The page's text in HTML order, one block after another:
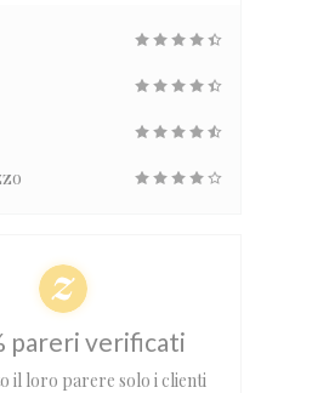
pareri verificati
il loro parere solo i clienti